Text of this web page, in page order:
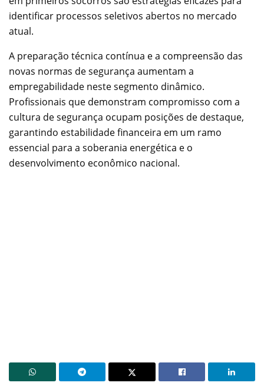
identificar processos seletivos abertos no mercado
atual.
A preparação técnica contínua e a compreensão das
novas normas de segurança aumentam a
empregabilidade neste segmento dinâmico.
Profissionais que demonstram compromisso com a
cultura de segurança ocupam posições de destaque,
garantindo estabilidade financeira em um ramo
essencial para a soberania energética e o
desenvolvimento econômico nacional.